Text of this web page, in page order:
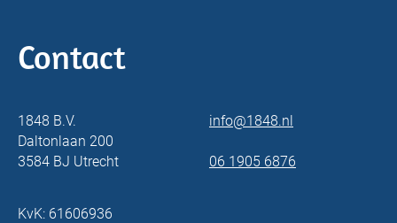
Contact
1848 B.V.
Daltonlaan 200
3584 BJ Utrecht
info@1848.nl
06 1905 6876
KvK: 61606936